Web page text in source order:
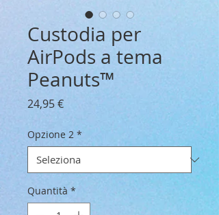
Custodia per
AirPods a tema
Peanuts™
24,95 €Prezzo
Opzione 2 *
Quantità *